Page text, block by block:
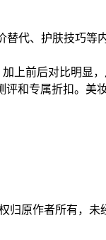
代、护肤技巧
前后对比明显
和专属折扣。美
原作者所有，